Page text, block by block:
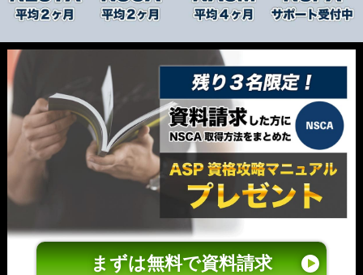
まずは無料で資料請求